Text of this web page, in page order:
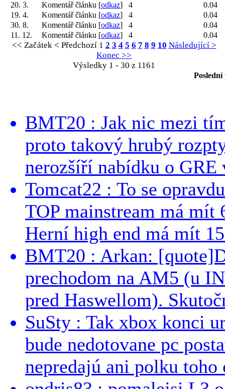
20. 3.
Komentář článku [odkaz] 4
0.04
19. 4.
Komentář článku [odkaz] 4
0.04
30. 8.
Komentář článku [odkaz] 4
0.04
11. 12.
Komentář článku [odkaz] 4 0.04
<< Začátek < Předchozí 1 2 3 4 5 6 7 8 9 10 Následující >
Konec >>
Výsledky 1 - 30 z 1161
BMT20 : Jak nic mezi
proto takový hrubý
nerozšíří nabídku o GRE
Tomcat22 : To se
TOP mainstream má
Herní high end má mít
BMT20 : Arkan:
prechodom na AM5 (u
pred Haswellom).
SuSty : Tak xbox konci
bude nedotovane pc
nepredajú ani polku toho